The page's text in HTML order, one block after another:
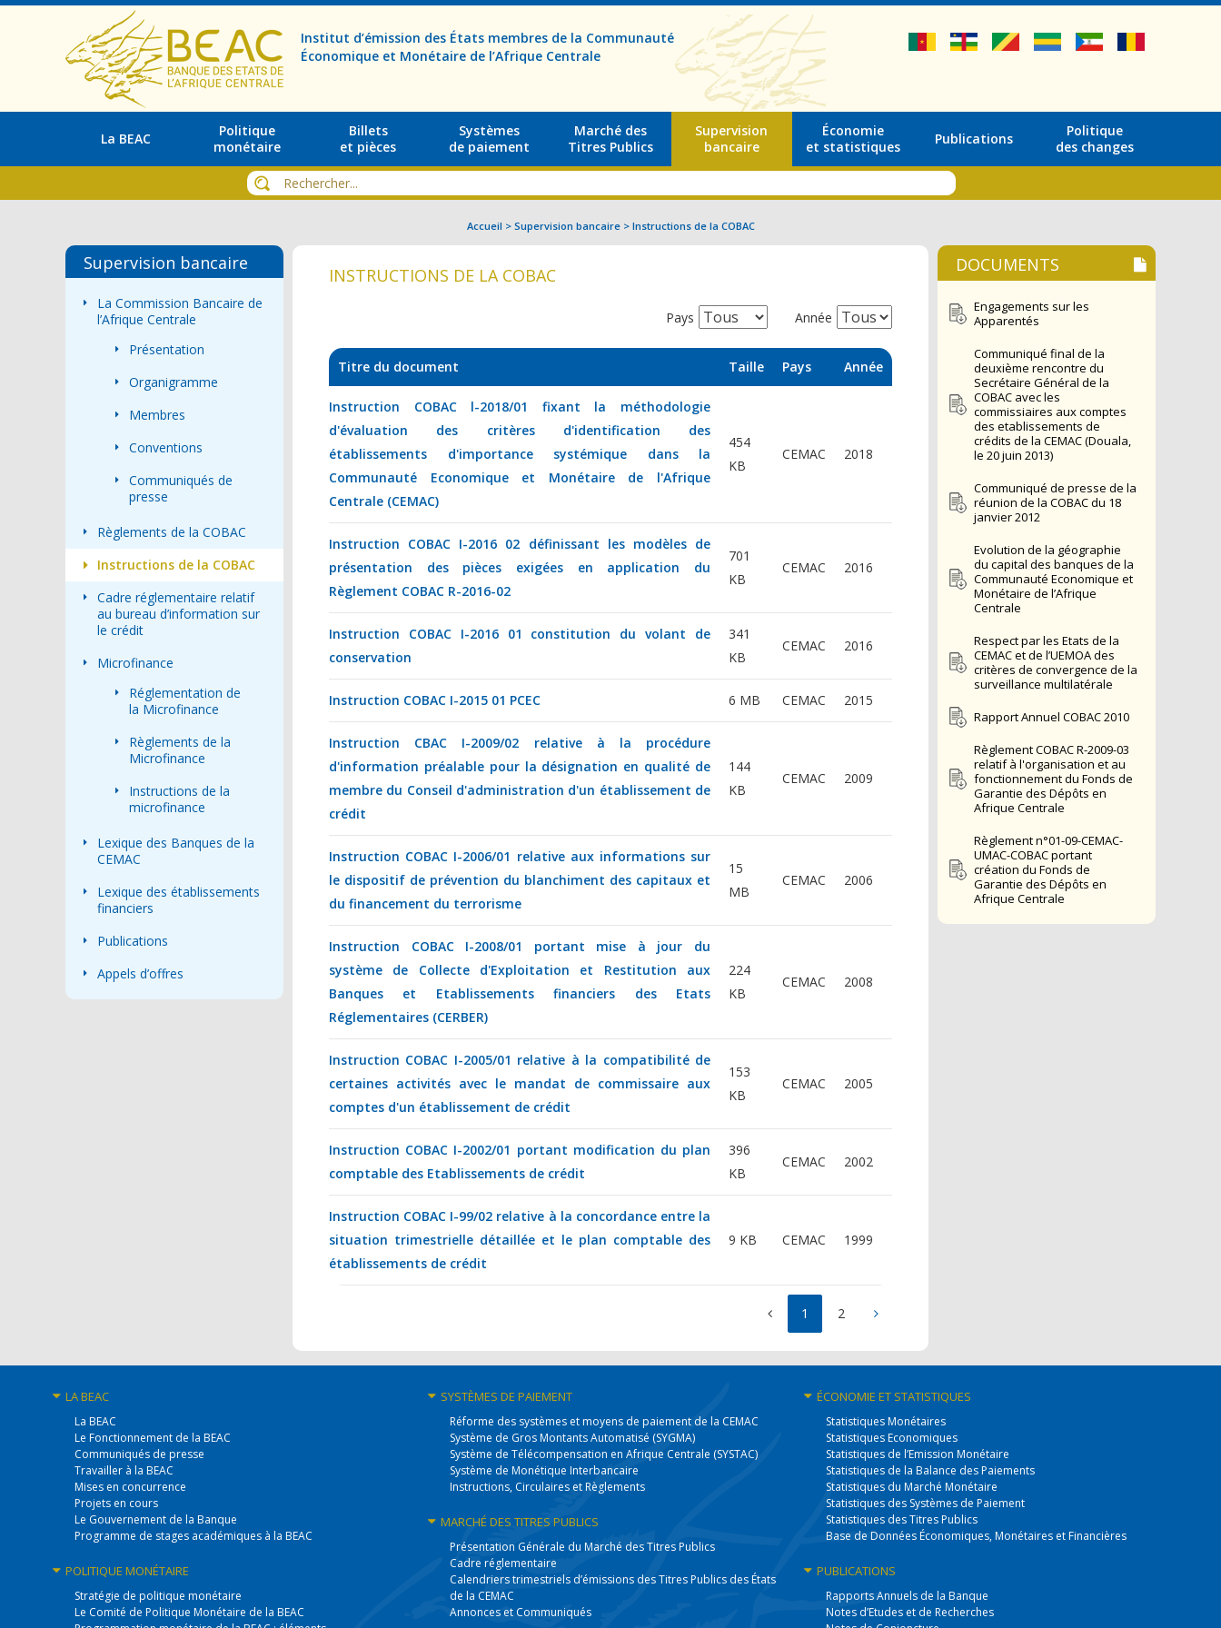
Institut d’émission des États membres de la Communauté
Économique et Monétaire de l’Afrique Centrale
La BEAC
Politique
monétaire
Billets
et pièces
Systèmes
de paiement
Marché des
Titres Publics
Supervision
bancaire
Économie
et statistiques
Publications
Politique
des changes
Accueil > Supervision bancaire> Instructions de la COBAC
Supervision bancaire
La Commission Bancaire de
l’Afrique Centrale
Présentation
Organigramme
Membres
Conventions
Communiqués de
presse
Règlements de la COBAC
Instructions de la COBAC
Cadre réglementaire relatif
au bureau d’information sur
le crédit
Microfinance
Réglementation de
la Microfinance
Règlements de la
Microfinance
Instructions de la
microfinance
Lexique des Banques de la
CEMAC
Lexique des établissements
financiers
Publications
Appels d’offres
INSTRUCTIONS DE LA COBAC
Pays Année
Titre du document Taille Pays Année
Instruction COBAC l-2018/01 fixant la méthodologie
d'évaluation des critères d'identification des
établissements d'importance systémique dans la
Communauté Economique et Monétaire de l'Afrique
Centrale (CEMAC)
454
KB
CEMAC 2018
Instruction COBAC I-2016 02 définissant les modèles de
présentation des pièces exigées en application du
Règlement COBAC R-2016-02
701
KB
CEMAC 2016
Instruction COBAC I-2016 01 constitution du volant de
conservation
341
KB
CEMAC 2016
Instruction COBAC I-2015 01 PCEC 6 MB CEMAC 2015
Instruction CBAC I-2009/02 relative à la procédure
d'information préalable pour la désignation en qualité de
membre du Conseil d'administration d'un établissement de
crédit
144
KB
CEMAC 2009
Instruction COBAC I-2006/01 relative aux informations sur
le dispositif de prévention du blanchiment des capitaux et
du financement du terrorisme
15
MB
CEMAC 2006
Instruction COBAC I-2008/01 portant mise à jour du
système de Collecte d'Exploitation et Restitution aux
Banques et Etablissements financiers des Etats
Réglementaires (CERBER)
224
KB
CEMAC 2008
Instruction COBAC I-2005/01 relative à la compatibilité de
certaines activités avec le mandat de commissaire aux
comptes d'un établissement de crédit
153
KB
CEMAC 2005
Instruction COBAC I-2002/01 portant modification du plan
comptable des Etablissements de crédit
396
KB
CEMAC 2002
Instruction COBAC I-99/02 relative à la concordance entre la
situation trimestrielle détaillée et le plan comptable des
établissements de crédit
9 KB CEMAC 1999
1 2
DOCUMENTS
Engagements sur les
Apparentés
Communiqué final de la
deuxième rencontre du
Secrétaire Général de la
COBAC avec les
commissiaires aux comptes
des etablissements de
crédits de la CEMAC (Douala,
le 20 juin 2013)
Communiqué de presse de la
réunion de la COBAC du 18
janvier 2012
Evolution de la géographie
du capital des banques de la
Communauté Economique et
Monétaire de l’Afrique
Centrale
Respect par les Etats de la
CEMAC et de l’UEMOA des
critères de convergence de la
surveillance multilatérale
Rapport Annuel COBAC 2010
Règlement COBAC R-2009-03
relatif à l'organisation et au
fonctionnement du Fonds de
Garantie des Dépôts en
Afrique Centrale
Règlement n°01-09-CEMAC-
UMAC-COBAC portant
création du Fonds de
Garantie des Dépôts en
Afrique Centrale
LA BEAC
La BEAC
Le Fonctionnement de la BEAC
Communiqués de presse
Travailler à la BEAC
Mises en concurrence
Projets en cours
Le Gouvernement de la Banque
Programme de stages académiques à la BEAC
POLITIQUE MONÉTAIRE
Stratégie de politique monétaire
Le Comité de Politique Monétaire de la BEAC
SYSTÈMESDE PAIEMENT
Réforme des systèmes et moyens de paiement de la CEMAC
Système de Gros Montants Automatisé (SYGMA)
Système de Télécompensation en Afrique Centrale (SYSTAC)
Système de Monétique Interbancaire
Instructions, Circulaires et Règlements
MARCHÉ DESTITRES PUBLICS
Présentation Générale du Marché des Titres Publics
Cadre réglementaire
Calendriers trimestriels d’émissions des Titres Publics des États
de la CEMAC
Annonces et Communiqués
ÉCONOMIE ET STATISTIQUES
Statistiques Monétaires
Statistiques Economiques
Statistiques de l’Emission Monétaire
Statistiques de la Balance des Paiements
Statistiques du Marché Monétaire
Statistiques des Systèmes de Paiement
Statistiques des Titres Publics
Base de Données Économiques, Monétaires et Financières
PUBLICATIONS
Rapports Annuels de la Banque
Notes d’Etudes et de Recherches